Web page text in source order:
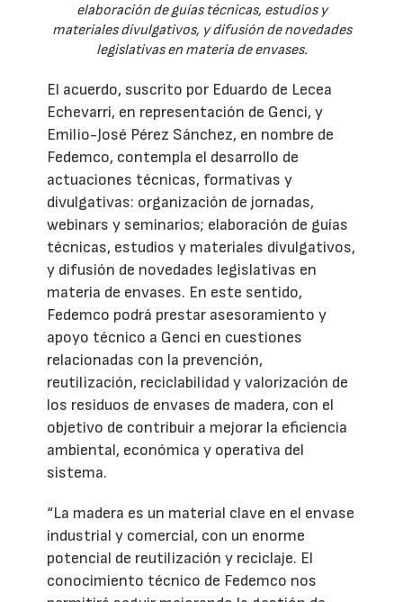
elaboración de guías técnicas, estudios y
materiales divulgativos, y difusión de novedades
legislativas en materia de envases.
El acuerdo, suscrito por Eduardo de Lecea
Echevarri, en representación de Genci, y
Emilio-José Pérez Sánchez, en nombre de
Fedemco, contempla el desarrollo de
actuaciones técnicas, formativas y
divulgativas: organización de jornadas,
webinars y seminarios; elaboración de guías
técnicas, estudios y materiales divulgativos,
y difusión de novedades legislativas en
materia de envases. En este sentido,
Fedemco podrá prestar asesoramiento y
apoyo técnico a Genci en cuestiones
relacionadas con la prevención,
reutilización, reciclabilidad y valorización de
los residuos de envases de madera, con el
objetivo de contribuir a mejorar la eficiencia
ambiental, económica y operativa del
sistema.
“La madera es un material clave en el envase
industrial y comercial, con un enorme
potencial de reutilización y reciclaje. El
conocimiento técnico de Fedemco nos